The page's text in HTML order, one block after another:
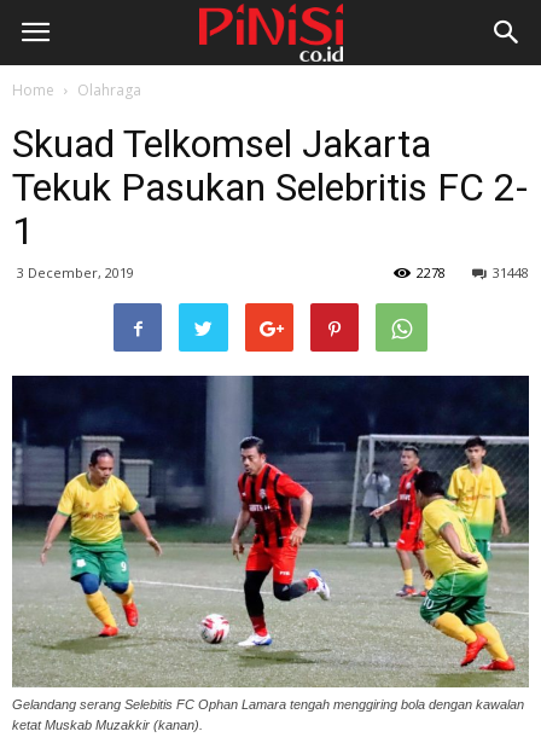
Home Olahraga
Skuad Telkomsel Jakarta
Tekuk Pasukan Selebritis FC 2-
1
3 December, 2019 31448
2278
Gelandang serang Selebitis FC Ophan Lamara tengah menggiring bola dengan kawalan
ketat Muskab Muzakkir (kanan).